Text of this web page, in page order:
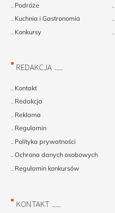
Podróże
Kuchnia i Gastronomia
Konkursy
REDAKCJA
Kontakt
Redakcja
Reklama
Regulamin
Polityka prywatności
Ochrona danych osobowych
Regulamin konkursów
KONTAKT